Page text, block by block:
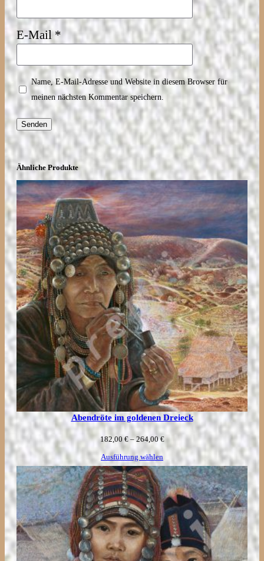
E-Mail*
Name, E-Mail-Adresse und Website in diesem Browser für
meinen nächsten Kommentar speichern.
Ähnliche Produkte
Abendröte im goldenen Dreieck
182,00€ –264,00€Preisspanne:
bis
264,00 €
Ausführung wählen